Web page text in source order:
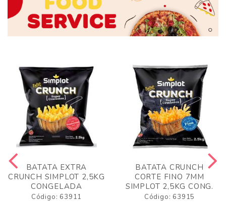
BATATA EXTRA
CRUNCH SIMPLOT 2,5KG
CONGELADA
Código: 63911
BATATA CRUNCH
CORTE FINO 7MM
SIMPLOT 2,5KG CONG.
Código: 63915